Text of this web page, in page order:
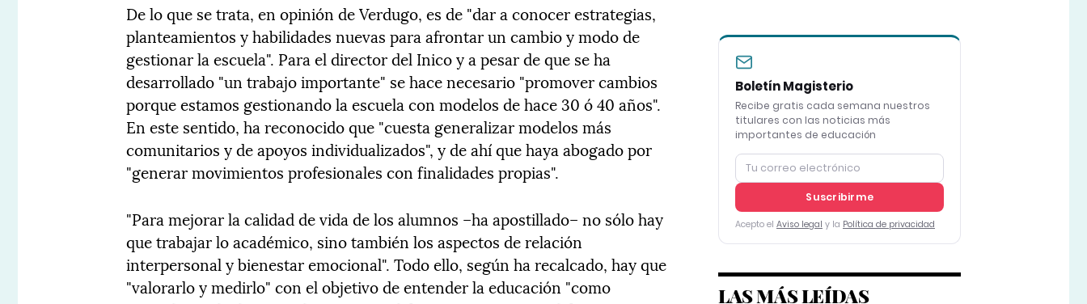
De lo que se trata, en opinión de Verdugo, es de "dar a conocer estrategias,
planteamientos y habilidades nuevas para afrontar un cambio y modo de
gestionar la escuela". Para el director del Inico y a pesar de que se ha
desarrollado "un trabajo importante" se hace necesario "promover cambios
porque estamos gestionando la escuela con modelos de hace 30 ó 40 años".
En este sentido, ha reconocido que "cuesta generalizar modelos más
comunitarios y de apoyos individualizados", y de ahí que haya abogado por
"generar movimientos profesionales con finalidades propias".
"Para mejorar la calidad de vida de los alumnos –ha apostillado– no sólo hay
que trabajar lo académico, sino también los aspectos de relación
interpersonal y bienestar emocional". Todo ello, según ha recalcado, hay que
"valorarlo y medirlo" con el objetivo de entender la educación "como
Boletín Magisterio
Recibe gratis cada semana nuestros
titulares con las noticias más
importantes de educación
Suscribirme
Acepto el Aviso legal y la Política de privacidad
LAS MÁS LEÍDAS